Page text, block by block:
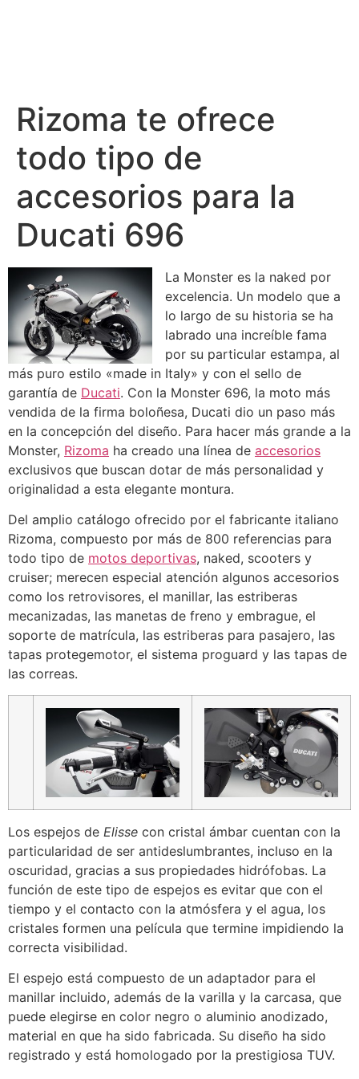
Rizoma te ofrece
todo tipo de
accesorios para la
Ducati 696
La Monster es la naked por
excelencia. Un modelo que a
lo largo de su historia se ha
labrado una increíble fama
por su particular estampa, al
más puro estilo «made in Italy» y con el sello de
garantía de Ducati. Con la Monster 696, la moto más
vendida de la firma boloñesa, Ducati dio un paso más
en la concepción del diseño. Para hacer más grande a la
Monster, Rizoma ha creado una línea de accesorios
exclusivos que buscan dotar de más personalidad y
originalidad a esta elegante montura.
Del amplio catálogo ofrecido por el fabricante italiano
Rizoma, compuesto por más de 800 referencias para
todo tipo de motos deportivas, naked, scooters y
cruiser; merecen especial atención algunos accesorios
como los retrovisores, el manillar, las estriberas
mecanizadas, las manetas de freno y embrague, el
soporte de matrícula, las estriberas para pasajero, las
tapas protegemotor, el sistema proguard y las tapas de
las correas.
Los espejos de Elisse con cristal ámbar cuentan con la
particularidad de ser antideslumbrantes, incluso en la
oscuridad, gracias a sus propiedades hidrófobas. La
función de este tipo de espejos es evitar que con el
tiempo y el contacto con la atmósfera y el agua, los
cristales formen una película que termine impidiendo la
correcta visibilidad.
El espejo está compuesto de un adaptador para el
manillar incluido, además de la varilla y la carcasa, que
puede elegirse en color negro o aluminio anodizado,
material en que ha sido fabricada. Su diseño ha sido
registrado y está homologado por la prestigiosa TUV.